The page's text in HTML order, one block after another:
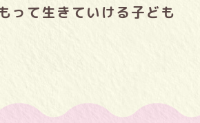
って生きていける子ども